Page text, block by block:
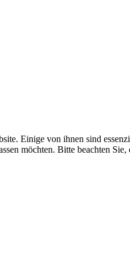
Einige von ihnen sind
möchten. Bitte beachten